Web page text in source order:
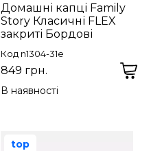
Домашні капці Family
Story Класичні FLEX
закриті Бордові
Код n1304-31e
849 грн.
В наявності
top